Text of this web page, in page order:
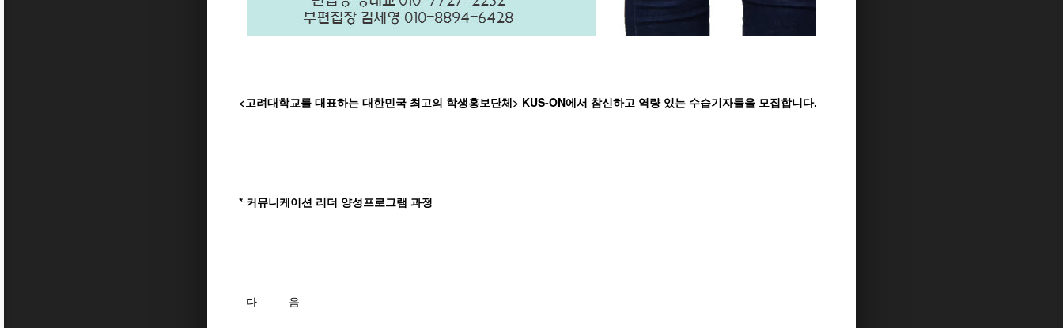
<고려대학교를 대표하는 대한민국 최고의 학생홍보단체> KUS-ON에서 참신하고 역량 있는 수습기자들을 모집합니다.
* 커뮤니케이션 리더 양성프로그램 과정
- 다 음 -